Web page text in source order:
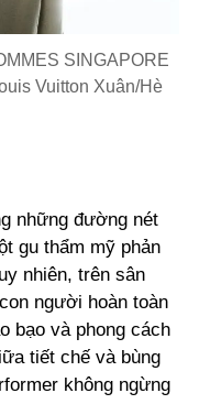
SINGAPORE
Vuitton Xuân/Hè
những đường nét
gu thẩm mỹ phản
nhiên, trên sân
người hoàn toàn
bạo và phong cách
tiết chế và bùng
không ngừng